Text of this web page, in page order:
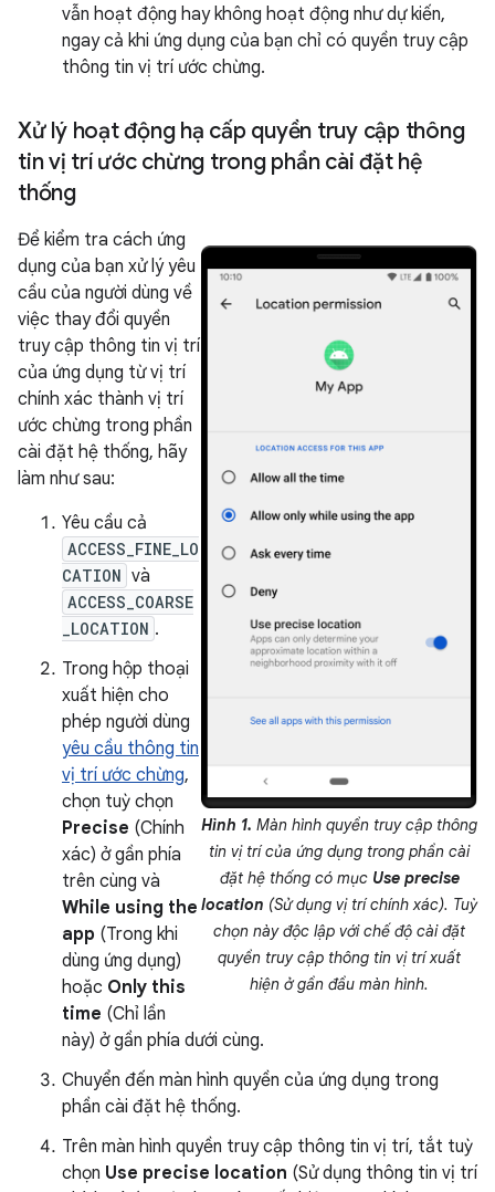
vẫn hoạt động hay không hoạt động như dự kiến,
ngay cả khi ứng dụng của bạn chỉ có quyền truy cập
thông tin vị trí ước chừng.
Xử lý hoạt động hạ cấp quyền truy cập thông
tin vị trí ước chừng trong phần cài đặt hệ
thống
Hình 1. Màn hình quyền truy cập thông
tin vị trí của ứng dụng trong phần cài
đặt hệ thống có mục Use precise
location (Sử dụng vị trí chính xác). Tuỳ
chọn này độc lập với chế độ cài đặt
quyền truy cập thông tin vị trí xuất
hiện ở gần đầu màn hình.
Để kiểm tra cách ứng
dụng của bạn xử lý yêu
cầu của người dùng về
việc thay đổi quyền
truy cập thông tin vị trí
của ứng dụng từ vị trí
chính xác thành vị trí
ước chừng trong phần
cài đặt hệ thống, hãy
làm như sau:
Yêu cầu cả
ACCESS_FINE_LO
CATION và
ACCESS_COARSE
_LOCATION .
Trong hộp thoại
xuất hiện cho
phép người dùng
yêu cầu thông tin
vị trí ước chừng,
chọn tuỳ chọn
Precise (Chính
xác) ở gần phía
trên cùng và
While using the
app (Trong khi
dùng ứng dụng)
hoặc Only this
time (Chỉ lần
này) ở gần phía dưới cùng.
Chuyển đến màn hình quyền của ứng dụng trong
phần cài đặt hệ thống.
Trên màn hình quyền truy cập thông tin vị trí, tắt tuỳ
chọn Use precise location (Sử dụng thông tin vị trí